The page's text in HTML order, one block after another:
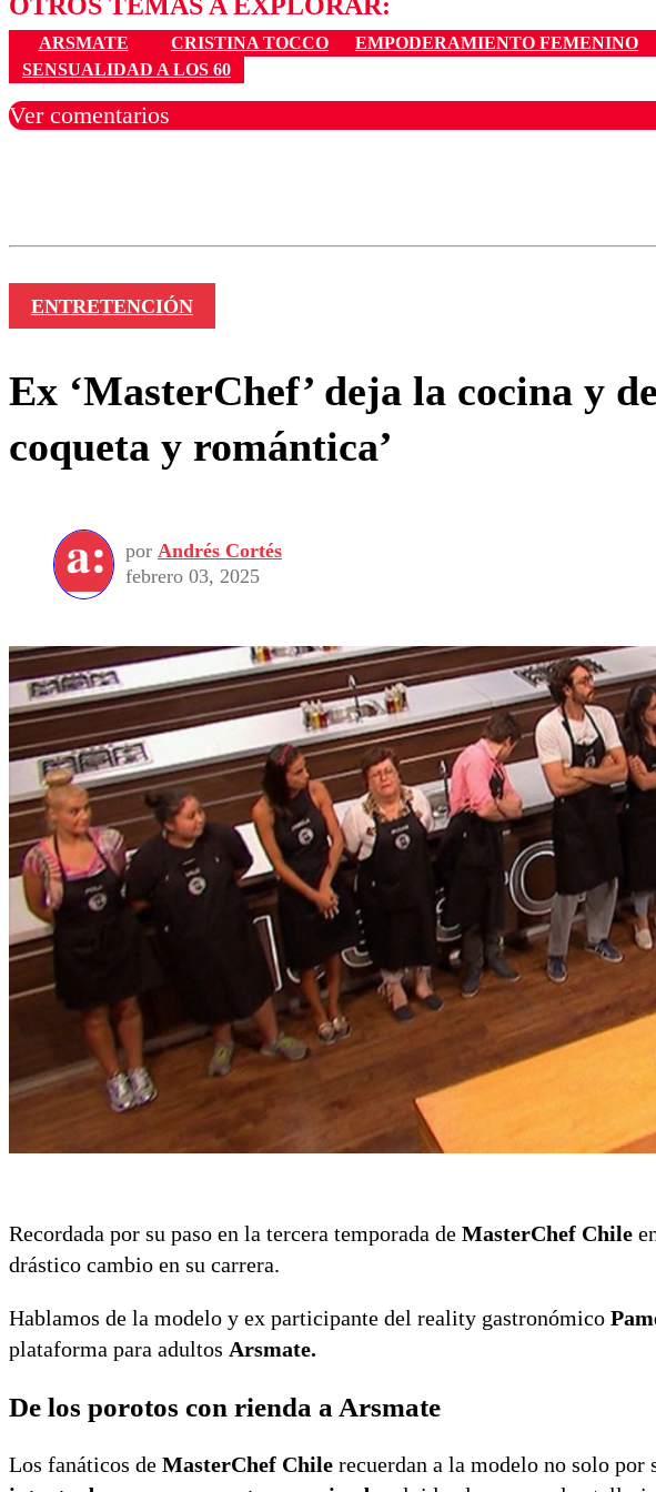
ARSMATE CRISTINA TOCCO EMPODERAMIENTO FEMENINO
SENSUALIDAD A LOS 60
Ver comentarios
ENTRETENCIÓN
Ex ‘MasterChef’ deja la cocina y
coqueta y romántica’
por Andrés Cortés
febrero 03, 2025
Recordada por su paso en la tercera temporada de MasterChef Chile
drástico cambio en su carrera.
Hablamos de la modelo y ex participante del reality gastronómico
plataforma para adultos Arsmate.
De los porotos con rienda a Arsmate
Los fanáticos de MasterChef Chile recuerdan a la modelo no solo